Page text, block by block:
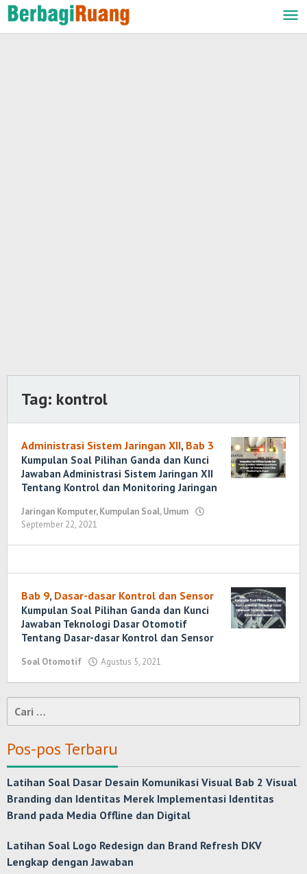
Lewati
ke
Tag: kontrol
Administrasi Sistem Jaringan XII, Bab 3
Kumpulan Soal Pilihan Ganda dan Kunci
Jawaban Administrasi Sistem Jaringan XII
Tentang Kontrol dan Monitoring Jaringan
Jaringan Komputer,Kumpulan Soal,Umum
September 22, 2021
Bab 9, Dasar-dasar Kontrol dan Sensor
Kumpulan Soal Pilihan Ganda dan Kunci
Jawaban Teknologi Dasar Otomotif
Tentang Dasar-dasar Kontrol dan Sensor
Soal Otomotif Agustus 5, 2021
Cari
untuk:
Pos-pos Terbaru
Latihan Soal Dasar Desain Komunikasi Visual Bab 2 Visual
Branding dan Identitas Merek Implementasi Identitas
Brand pada Media Offline dan Digital
Latihan Soal Logo Redesign dan Brand Refresh DKV
Lengkap dengan Jawaban